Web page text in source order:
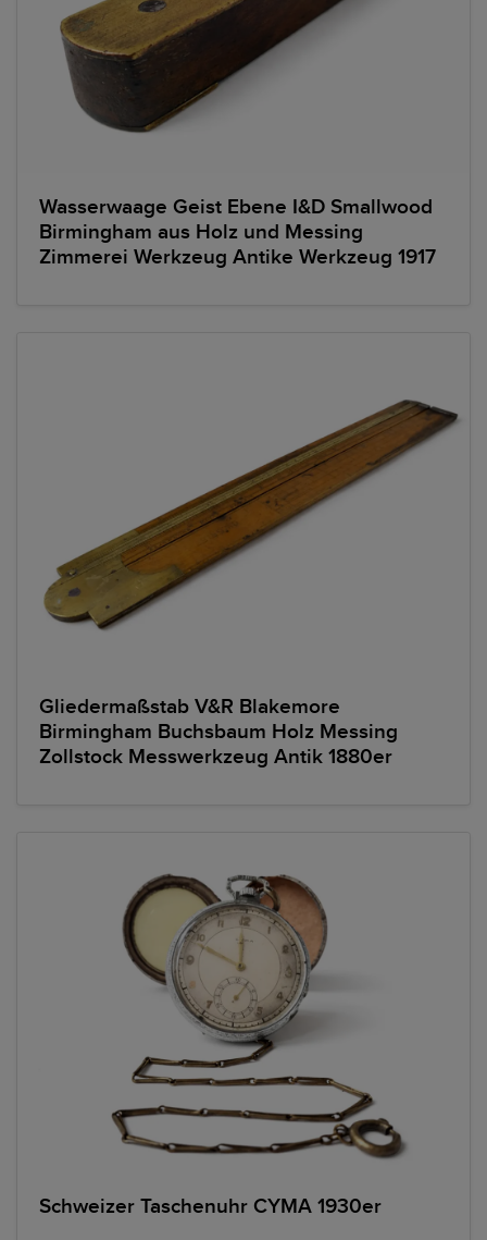
Wasserwaage Geist Ebene I&D Smallwood
Birmingham aus Holz und Messing
Zimmerei Werkzeug Antike Werkzeug 1917
Gliedermaßstab V&R Blakemore
Birmingham Buchsbaum Holz Messing
Zollstock Messwerkzeug Antik 1880er
Schweizer Taschenuhr CYMA 1930er